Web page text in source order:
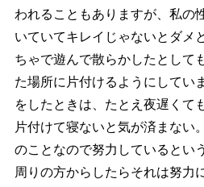
われることもありますが、私の
いていてキレイじゃないとダメ
ちゃで遊んで散らかしたとして
た場所に片付けるようにしてい
をしたときは、たとえ夜遅くて
片付けて寝ないと気が済まない
のことなので努力しているとい
周りの方からしたらそれは努力